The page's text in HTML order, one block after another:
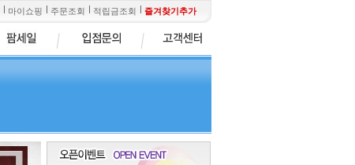
마이쇼핑 주문조회 적립금조회 즐겨찾기추가